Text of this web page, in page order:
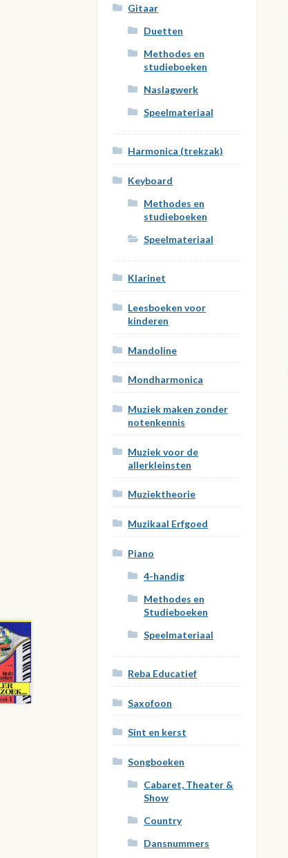
Gitaar
Duetten
Methodes en
studieboeken
Naslagwerk
Speelmateriaal
Harmonica (trekzak)
Keyboard
Methodes en
studieboeken
Speelmateriaal
Klarinet
Leesboeken voor
kinderen
Mandoline
Mondharmonica
Muziek maken zonder
notenkennis
Muziek voor de
allerkleinsten
Muziektheorie
Muzikaal Erfgoed
Piano
4-handig
Methodes en
Studieboeken
Speelmateriaal
Reba Educatief
Saxofoon
Sint en kerst
Songboeken
Cabaret, Theater &
Show
Country
Dansnummers